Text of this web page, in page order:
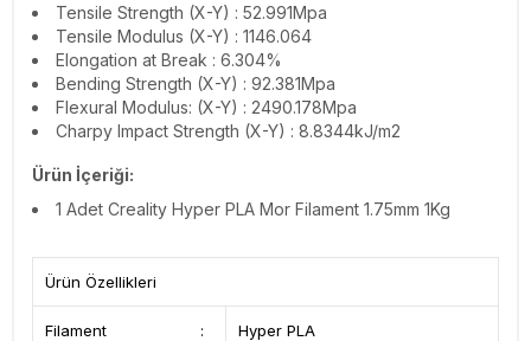
Tensile Strength (X-Y) : 52.991Mpa
Tensile Modulus (X-Y) : 1146.064
Elongation at Break : 6.304%
Bending Strength (X-Y) : 92.381Mpa
Flexural Modulus: (X-Y) : 2490.178Mpa
Charpy Impact Strength (X-Y) : 8.8344kJ/m2
Ürün İçeriği:
1 Adet Creality Hyper PLA Mor Filament 1.75mm 1Kg
Ürün Özellikleri
Filament
: Hyper PLA